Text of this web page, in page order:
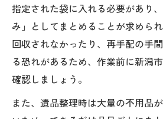
指定された袋に入れる必要があり
み」としてまとめることが求めら
回収されなかったり、再手配の手
る恐れがあるため、作業前に新潟
確認しましょう。
また、遺品整理時は大量の不用品